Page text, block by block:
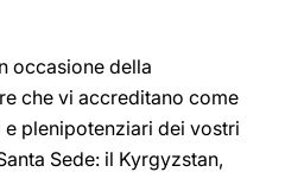
occasione della
che vi accreditano come
plenipotenziari dei vostri
Sede: il Kyrgyzstan,